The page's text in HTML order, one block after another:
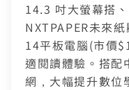
14.3 吋大螢幕搭
NXTPAPER未來
14平板電腦(市價
適閱讀體驗。搭配
網，大幅提升數位